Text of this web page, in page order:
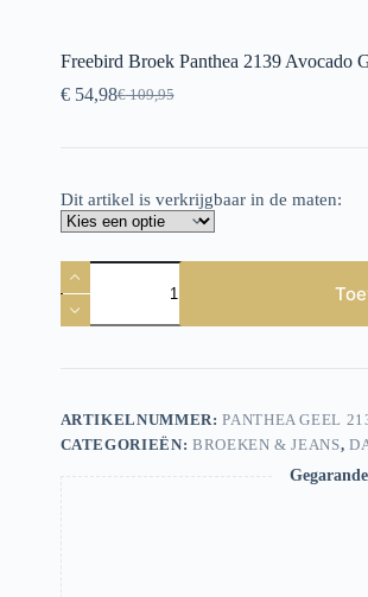
Freebird Broek Panthea 2139 Avocado
€109,95
Oorspronkelijke
was:
€54,98Huidige
is:
Dit artikel is verkrijgbaar in de maten:
Freebird
Broek
Panthea
2139
Green
ARTIKELNUMMER:PANTHEA GEEL
CATEGORIEËN: BROEKEN & JEANS,